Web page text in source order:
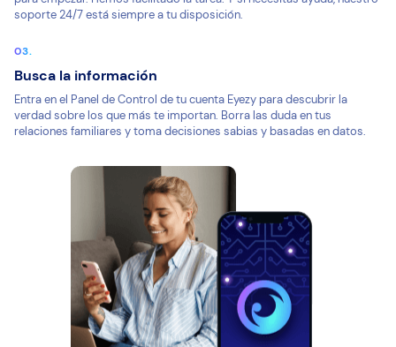
soporte 24/7 está siempre a tu disposición.
Busca la información
Entra en el Panel de Control de tu cuenta Eyezy para descubrir la
verdad sobre los que más te importan. Borra las duda en tus
relaciones familiares y toma decisiones sabias y basadas en datos.